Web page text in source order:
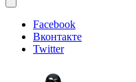
Facebook
Вконтакте
Twitter